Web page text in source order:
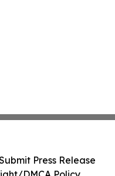
Press Release